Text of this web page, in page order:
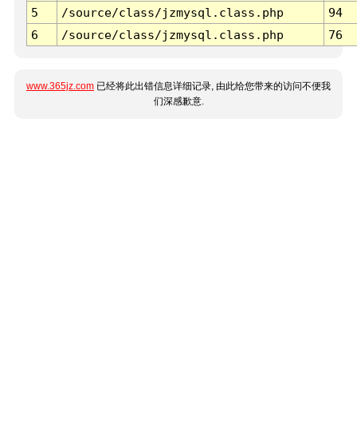
5
/source/class/jzmysql.class.php
94
6
/source/class/jzmysql.class.php 76
www.365jz.com 已经将此出错信息详细记录, 由此给您带来的访问不便我
们深感歉意.